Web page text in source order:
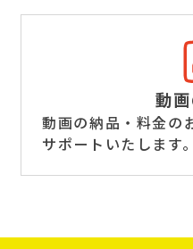
動
動画の納品・料金の
サポートいたします。